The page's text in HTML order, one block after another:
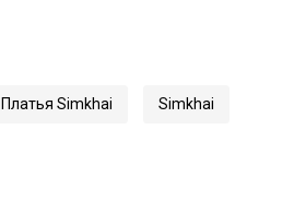
Платья Simkhai Simkhai